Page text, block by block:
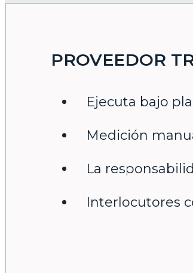
PROVEEDOR
Ejecuta bajo
Medición
La
Interlocutores